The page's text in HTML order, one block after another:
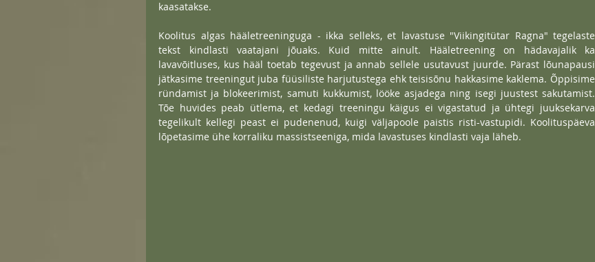
kaasatakse.
Koolitus algas hääletreeninguga - ikka selleks, et lavastuse "Viikingitütar Ragna" tegelaste
tekst kindlasti vaatajani jõuaks. Kuid mitte ainult. Hääletreening on hädavajalik ka
lavavõitluses, kus hääl toetab tegevust ja annab sellele usutavust juurde. Pärast lõunapausi
jätkasime treeningut juba füüsiliste harjutustega ehk teisisõnu hakkasime kaklema. Õppisime
ründamist ja blokeerimist, samuti kukkumist, lööke asjadega ning isegi juustest sakutamist.
Tõe huvides peab ütlema, et kedagi treeningu käigus ei vigastatud ja ühtegi juuksekarva
tegelikult kellegi peast ei pudenenud, kuigi väljapoole paistis risti-vastupidi. Koolituspäeva
lõpetasime ühe korraliku massistseeniga, mida lavastuses kindlasti vaja läheb.